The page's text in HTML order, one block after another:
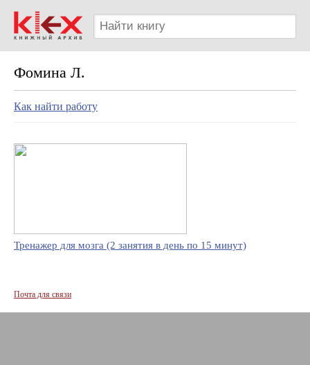
Фомина Л.
Как найти работу
Тренажер для мозга (2 занятия в день по 15 минут)
Почта для связи